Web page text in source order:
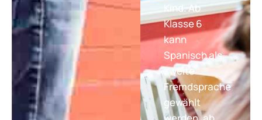
Kind. Ab
Klasse 6
kann
Spanisch als
zweite
Fremdsprache
gewählt